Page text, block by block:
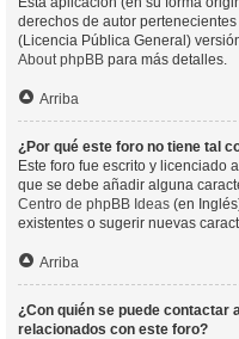
derechos de autor pertenecientes
(Licencia Pública General)
About phpBB para más detalles.
Arriba
¿Por qué este foro no tiene tal
Este foro fue escrito y licenciado
que se debe añadir alguna
Centro de phpBB Ideas (en
existentes o sugerir nuevas
Arriba
¿Con quién se puede contactar
relacionados con este foro?